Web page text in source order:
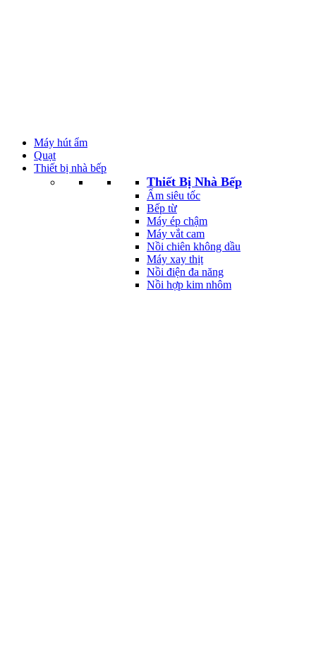
Máy hút ẩm
Quạt
Thiết bị nhà bếp
Thiết Bị Nhà Bếp
Ấm siêu tốc
Bếp từ
Máy ép chậm
Máy vắt cam
Nồi chiên không dầu
Máy xay thịt
Nồi điện đa năng
Nồi hợp kim nhôm